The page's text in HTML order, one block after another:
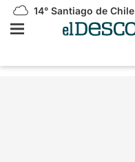
14° Santiago de Chile